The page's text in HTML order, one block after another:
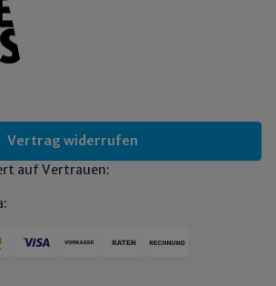
Vertrag widerrufen
auf Vertrauen: